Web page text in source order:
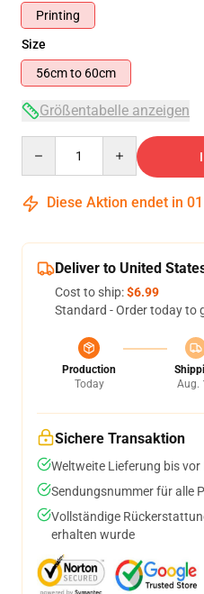
Printing
Size
56cm to 60cm
Größentabelle anzeigen
Diese Aktion endet in 01
Deliver to United
Cost to ship:$6.99
Standard - Order today to
Production
Today
Aug.
Sichere Transaktion
Weltweite Lieferung bis vor
Sendungsnummer für alle
Vollständige
erhalten wurde